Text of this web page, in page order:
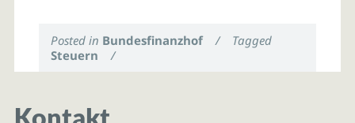
Posted in Bundesfinanzhof /
Tagged
Steuern
/